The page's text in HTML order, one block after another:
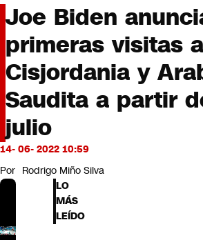
Deportes
Programas completos
Cultura
Servicios
Bits
CNN Data
CNN tiempo
Futuro 360
Opinión
Joe Biden
primeras visitas
Cisjordania y
Saudita a partir
julio
14- 06- 2022 10:59
Por Rodrigo Miño Silva
LO
MÁS
LEÍDO